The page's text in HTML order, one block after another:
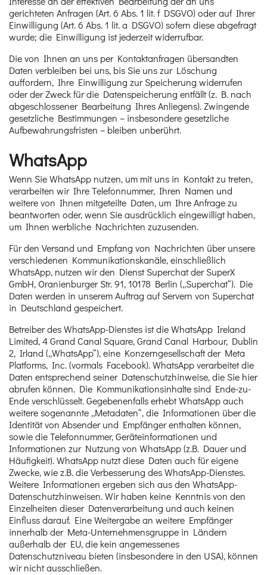
gerichteten Anfragen (Art. 6 Abs. 1 lit. f DSGVO) oder auf Ihrer
Einwilligung (Art. 6 Abs. 1 lit. a DSGVO) sofern diese abgefragt
wurde; die Einwilligung ist jederzeit widerrufbar.
Die von Ihnen an uns per Kontaktanfragen übersandten
Daten verbleiben bei uns, bis Sie uns zur Löschung
auffordern, Ihre Einwilligung zur Speicherung widerrufen
oder der Zweck für die Datenspeicherung entfällt (z. B. nach
abgeschlossener Bearbeitung Ihres Anliegens). Zwingende
gesetzliche Bestimmungen – insbesondere gesetzliche
Aufbewahrungsfristen – bleiben unberührt.
WhatsApp
Wenn Sie WhatsApp nutzen, um mit uns in Kontakt zu treten,
verarbeiten wir Ihre Telefonnummer, Ihren Namen und
weitere von Ihnen mitgeteilte Daten, um Ihre Anfrage zu
beantworten oder, wenn Sie ausdrücklich eingewilligt haben,
um Ihnen werbliche Nachrichten zuzusenden.
Für den Versand und Empfang von Nachrichten über unsere
verschiedenen Kommunikationskanäle, einschließlich
WhatsApp, nutzen wir den Dienst Superchat der SuperX
GmbH, Oranienburger Str. 91, 10178 Berlin („Superchat“). Die
Daten werden in unserem Auftrag auf Servern von Superchat
in Deutschland gespeichert.
Betreiber des WhatsApp-Dienstes ist die WhatsApp Ireland
Limited, 4 Grand Canal Square, Grand Canal Harbour, Dublin
2, Irland („WhatsApp“), eine Konzerngesellschaft der Meta
Platforms, Inc. (vormals Facebook). WhatsApp verarbeitet die
Daten entsprechend seiner Datenschutzhinweise, die Sie hier
abrufen können. Die Kommunikationsinhalte sind Ende-zu-
Ende verschlüsselt. Gegebenenfalls erhebt WhatsApp auch
weitere sogenannte „Metadaten“, die Informationen über die
Identität von Absender und Empfänger enthalten können,
sowie die Telefonnummer, Geräteinformationen und
Informationen zur Nutzung von WhatsApp (z.B. Dauer und
Häufigkeit). WhatsApp nutzt diese Daten auch für eigene
Zwecke, wie z.B. die Verbesserung des WhatsApp-Dienstes.
Weitere Informationen ergeben sich aus den WhatsApp-
Datenschutzhinweisen. Wir haben keine Kenntnis von den
Einzelheiten dieser Datenverarbeitung und auch keinen
Einfluss darauf. Eine Weitergabe an weitere Empfänger
innerhalb der Meta-Unternehmensgruppe in Ländern
außerhalb der EU, die kein angemessenes
Datenschutzniveau bieten (insbesondere in den USA), können
wir nicht ausschließen.